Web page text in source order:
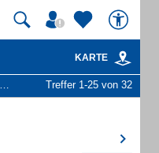
KARTE
Treffer 1-25 von 32